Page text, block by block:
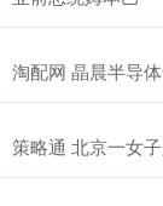
淘配网 晶晨半导
策略通 北京一女